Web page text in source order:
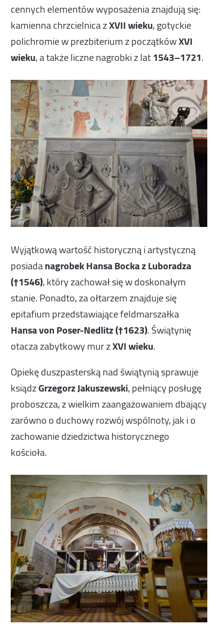
cennych elementów wyposażenia znajdują się:
kamienna chrzcielnica zXVII wieku, gotyckie
polichromie w prezbiterium z początkówXVI
wieku, a także liczne nagrobki z lat1543–1721.
Wyjątkową wartość historyczną i artystyczną
posiadanagrobek Hansa Bocka z Luboradza
(†1546), który zachował się w doskonałym
stanie. Ponadto, za ołtarzem znajduje się
epitafium przedstawiające feldmarszałka
Hansa von Poser-Nedlitz(†1623). Świątynię
otacza zabytkowy mur zXVI wieku.
Opiekę duszpasterską nad świątynią sprawuje
ksiądzGrzegorz Jakuszewski, pełniący posługę
proboszcza, z wielkim zaangażowaniem dbający
zarówno o duchowy rozwój wspólnoty, jak i o
zachowanie dziedzictwa historycznego
kościoła.